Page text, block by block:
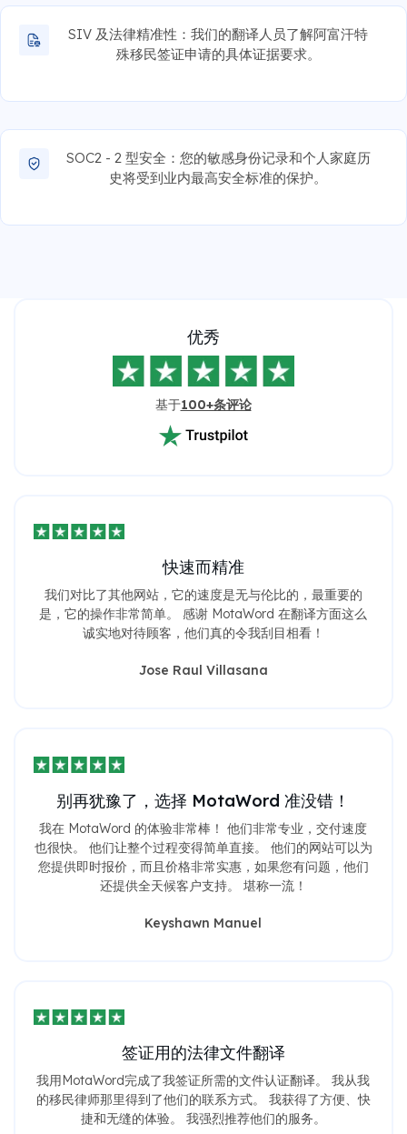
SIV 及法律精准性：我们的翻译人员了解阿富汗特
殊移民签证申请的具体证据要求。
SOC2 - 2 型安全：您的敏感身份记录和个人家庭历
史将受到业内最高安全标准的保护。
优秀
基于100+条评论
快速而精准
我们对比了其他网站，它的速度是无与伦比的，最重要的
是，它的操作非常简单。 感谢 MotaWord 在翻译方面这么
诚实地对待顾客，他们真的令我刮目相看！
Jose Raul Villasana
别再犹豫了，选择 MotaWord 准没错！
我在 MotaWord 的体验非常棒！ 他们非常专业，交付速度
也很快。 他们让整个过程变得简单直接。 他们的网站可以为
您提供即时报价，而且价格非常实惠，如果您有问题，他们
还提供全天候客户支持。 堪称一流！
Keyshawn Manuel
签证用的法律文件翻译
我用MotaWord完成了我签证所需的文件认证翻译。 我从我
的移民律师那里得到了他们的联系方式。 我获得了方便、快
捷和无缝的体验。 我强烈推荐他们的服务。